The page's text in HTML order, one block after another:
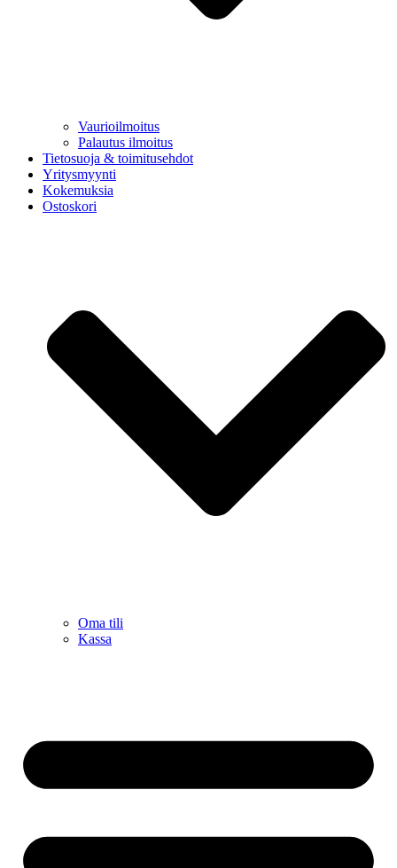
Vaurioilmoitus
Palautus ilmoitus
Tietosuoja & toimitusehdot
Yritysmyynti
Kokemuksia
Ostoskori
Oma tili
Kassa